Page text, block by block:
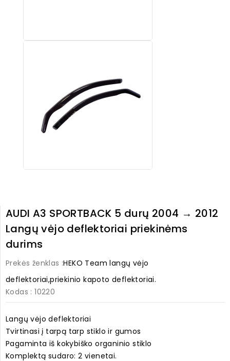
AUDI A3 SPORTBACK 5 durų 2004 → 2012
Langų vėjo deflektoriai priekinėms
durims
Prekės ženklas :HEKO Team langų vėjo
deflektoriai,priekinio kapoto deflektoriai.
Kodas : 10220
Langų vėjo deflektoriai
Tvirtinasi į tarpą tarp stiklo ir gumos
Pagaminta iš kokybiško organinio stiklo
Komplektą sudaro: 2 vienetai.